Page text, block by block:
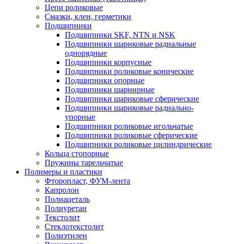
Цепи роликовые
Смазки, клеи, герметики
Подшипники
Подшипники SKF, NTN и NSK
Подшипники шариковые радиальные
однорядные
Подшипники корпусные
Подшипники роликовые конические
Подшипники опорные
Подшипники шарнирные
Подшипники шариковые сферические
Подшипники шариковые радиально-
упорные
Подшипники роликовые игольчатые
Подшипники роликовые сферические
Подшипники роликовые цилиндрические
Кольца стопорные
Пружины тарельчатые
Полимеры и пластики
Фторопласт, ФУМ-лента
Капролон
Полиацеталь
Полиуретан
Текстолит
Стеклотекстолит
Полиэтилен